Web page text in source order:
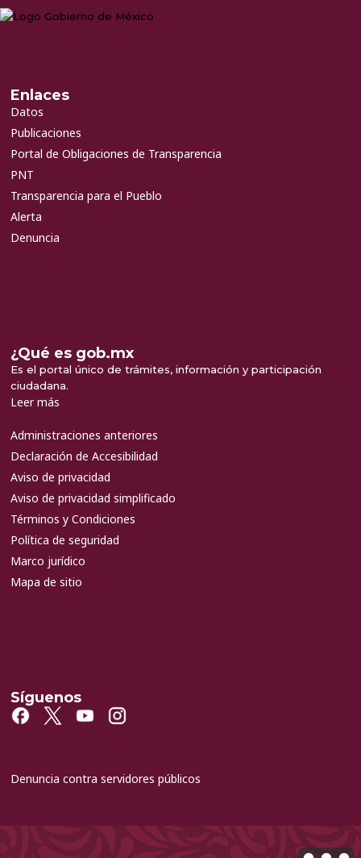
Enlaces
Datos
Publicaciones
Portal de Obligaciones de Transparencia
PNT
Transparencia para el Pueblo
Alerta
Denuncia
¿Qué es gob.mx
Es el portal único de trámites, información y participación
ciudadana.
Leer más
Administraciones anteriores
Declaración de Accesibilidad
Aviso de privacidad
Aviso de privacidad simplificado
Términos y Condiciones
Política de seguridad
Marco jurídico
Mapa de sitio
Síguenos
Denuncia contra servidores públicos